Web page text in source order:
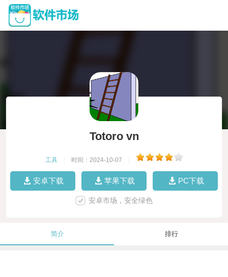
Totoro vn
工具 时间：2024-10-07
安卓下载 苹果下载 PC下载
安卓市场，安全绿色
简介 排行